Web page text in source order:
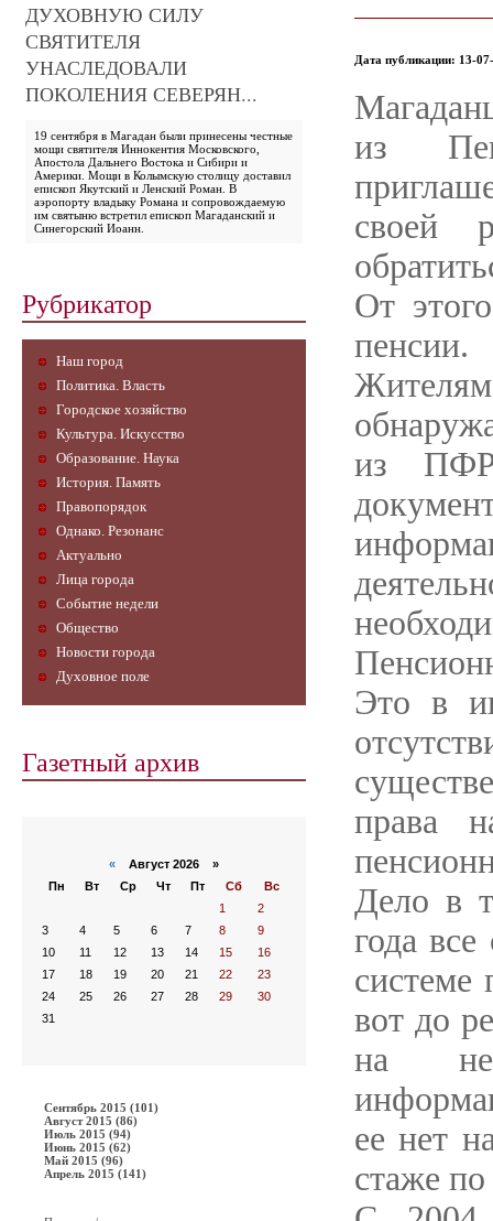
ДУХОВНУЮ СИЛУ
СВЯТИТЕЛЯ
УНАСЛЕДОВАЛИ
ПОКОЛЕНИЯ СЕВЕРЯН...
19 сентября в Магадан были принесены честные
мощи святителя Иннокентия Московского,
Апостола Дальнего Востока и Сибири и
Америки. Мощи в Колымскую столицу доставил
епископ Якутский и Ленский Роман. В
аэропорту владыку Романа и сопровождаемую
им святыню встретил епископ Магаданский и
Синегорский Иоанн.
Рубрикатор
Наш город
Политика. Власть
Городское хозяйство
Культура. Искусство
Образование. Наука
История. Память
Правопорядок
Однако. Резонанс
Актуально
Лица города
Событие недели
Общество
Новости города
Духовное поле
Газетный архив
« Август 2026 »
Пн
Вт Ср Чт Пт Сб
Вс
1
2
3
4 5 6 7 8
9
10
11 12 13 14 15
16
17
18 19 20 21 22
23
24
25 26 27 28 29
30
31
Сентябрь 2015 (101)
Август 2015 (86)
Июль 2015 (94)
Июнь 2015 (62)
Май 2015 (96)
Апрель 2015 (141)
Дата публикации: 13-
из
своей
От
пенсии.
из ПФР
Это в
права
Дело в
года
системе
вот до
на
ее нет
стаже